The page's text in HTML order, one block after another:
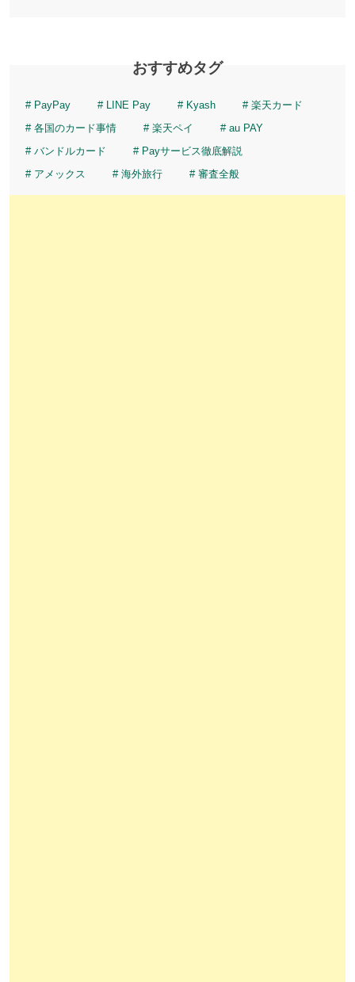
おすすめタグ
PayPay LINE Pay Kyash
楽天カード
各国のカード事情
楽天ペイ
au PAY
バンドルカード
Payサービス徹底解説
アメックス
海外旅行 審査全般